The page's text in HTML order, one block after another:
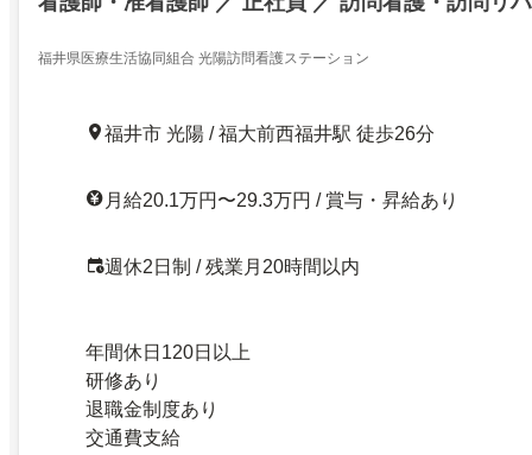
福井県医療生活協同組合 光陽訪問看護ステーション
福井市 光陽 / 福大前西福井駅 徒歩26分
月給20.1万円〜29.3万円 / 賞与・昇給あり
週休2日制 / 残業月20時間以内
年間休日120日以上
研修あり
退職金制度あり
交通費支給